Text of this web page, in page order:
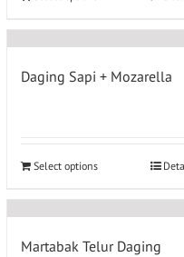
Daging Sapi + Mozarella
Select options
Martabak Telur Daging